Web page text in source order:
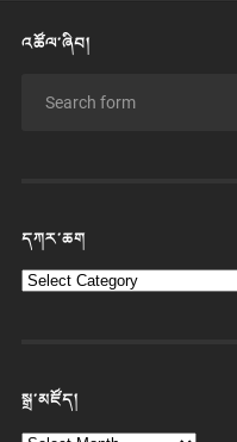
འཚོལ་ཞིབ།
དཀར་ཆག
སྒྲ་མཛོད།